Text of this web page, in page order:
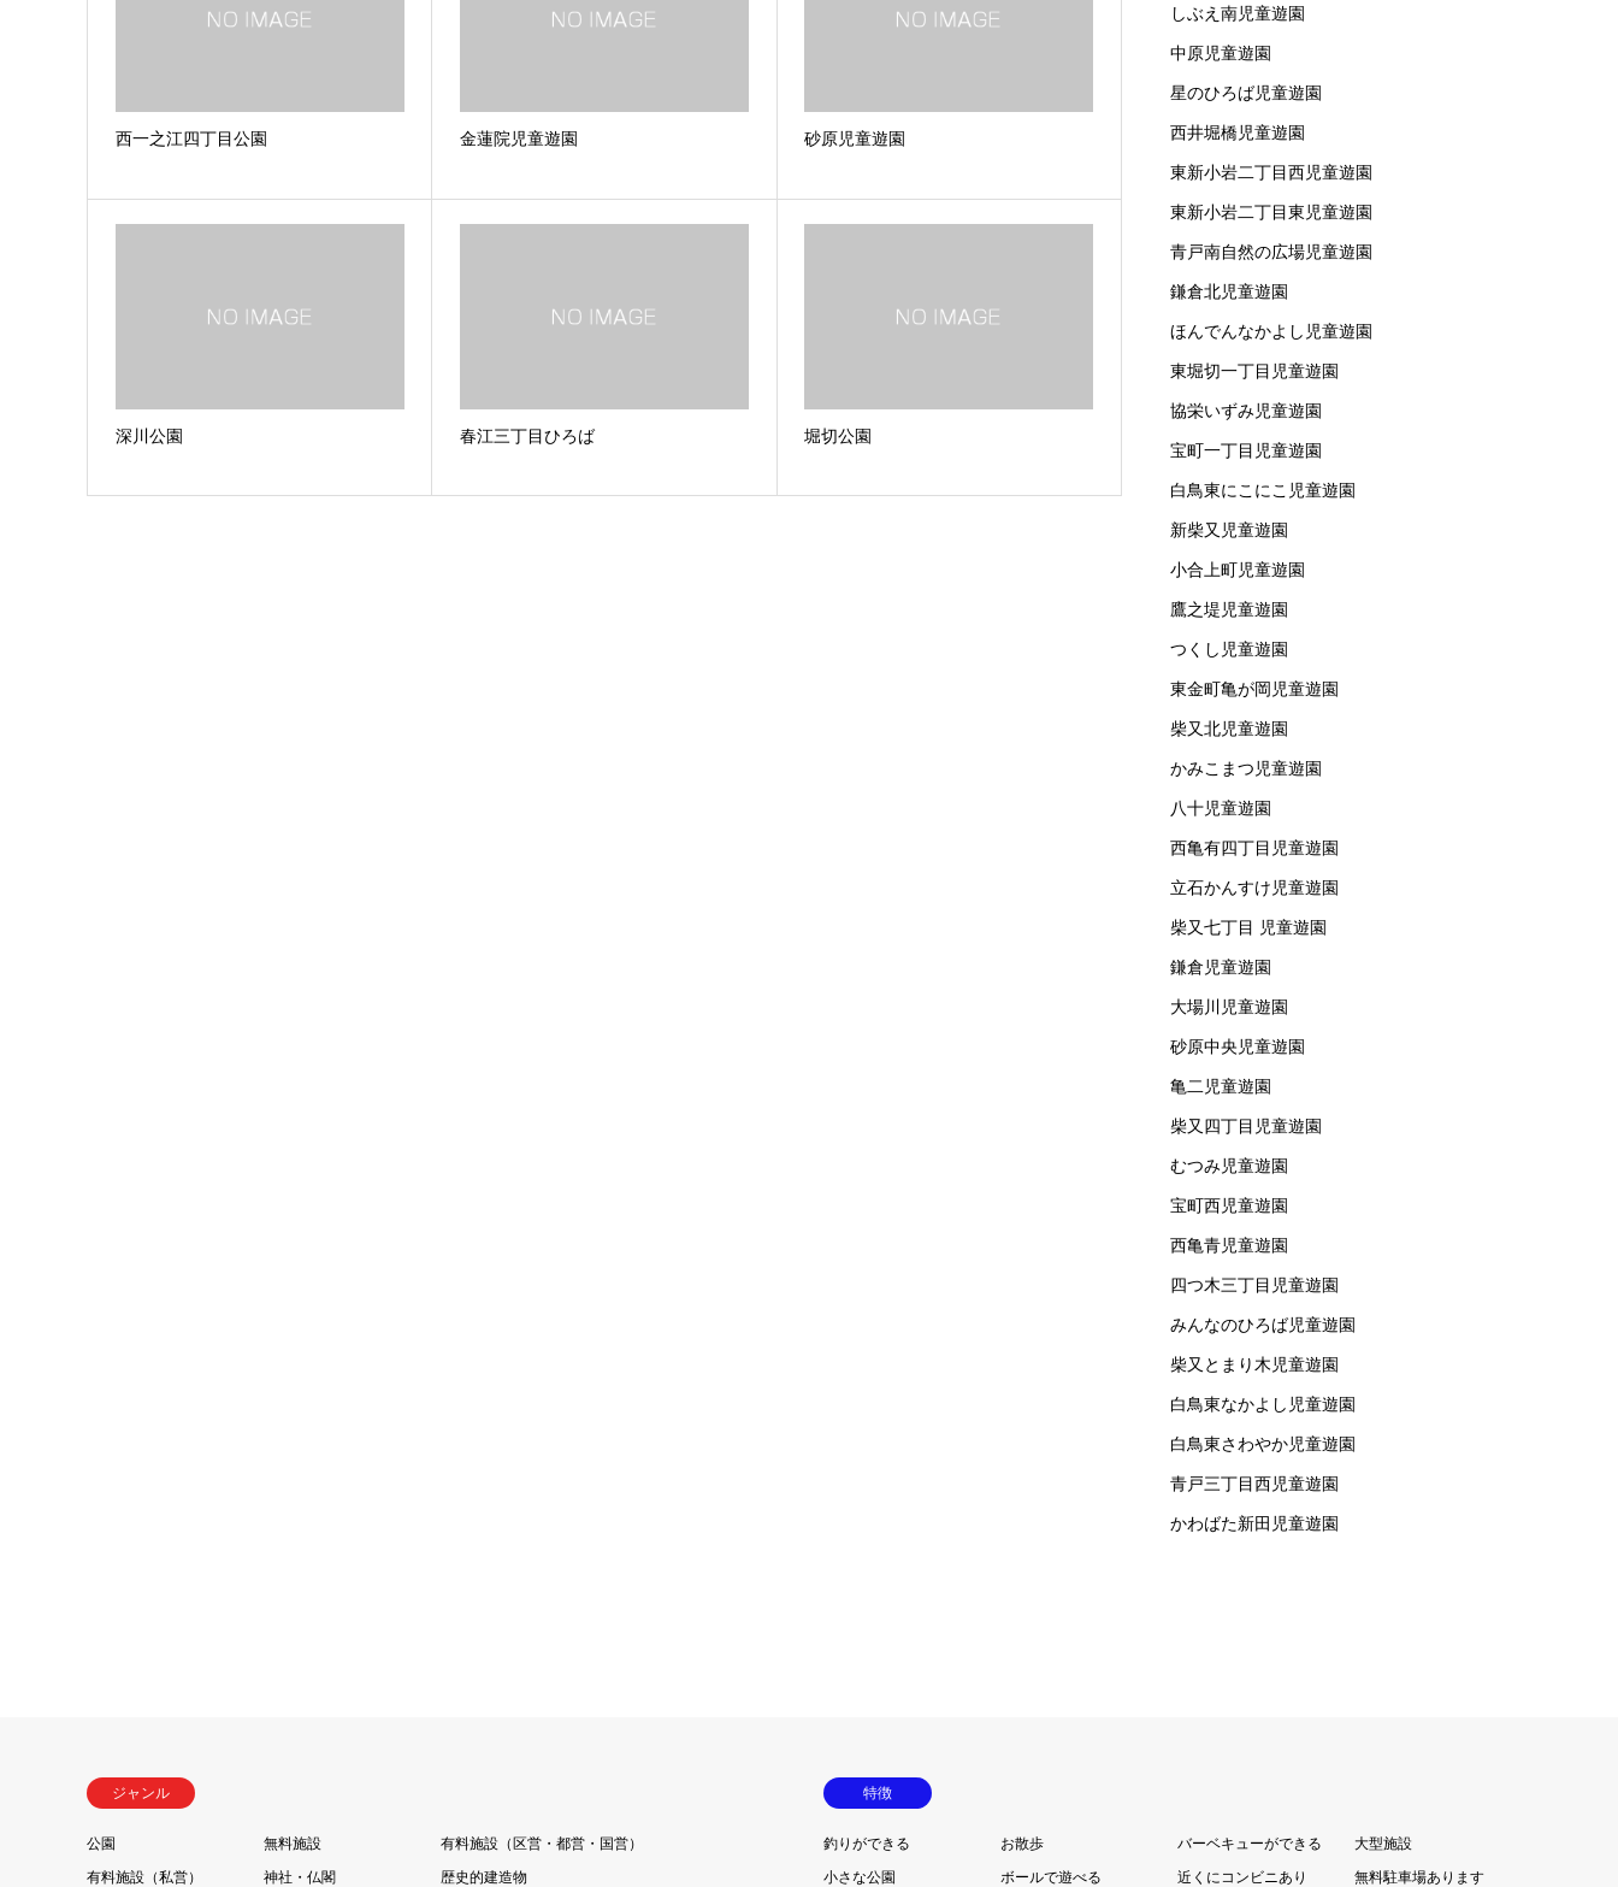
西一之江四丁目公園 金蓮院児童遊園 砂原児童遊園
深川公園 春江三丁目ひろば 堀切公園
しぶえ南児童遊園
中原児童遊園
星のひろば児童遊園
西井堀橋児童遊園
東新小岩二丁目西児童遊園
東新小岩二丁目東児童遊園
青戸南自然の広場児童遊園
鎌倉北児童遊園
ほんでんなかよし児童遊園
東堀切一丁目児童遊園
協栄いずみ児童遊園
宝町一丁目児童遊園
白鳥東にこにこ児童遊園
新柴又児童遊園
小合上町児童遊園
鷹之堤児童遊園
つくし児童遊園
東金町亀が岡児童遊園
柴又北児童遊園
かみこまつ児童遊園
八十児童遊園
西亀有四丁目児童遊園
立石かんすけ児童遊園
柴又七丁目 児童遊園
鎌倉児童遊園
大場川児童遊園
砂原中央児童遊園
亀二児童遊園
柴又四丁目児童遊園
むつみ児童遊園
宝町西児童遊園
西亀青児童遊園
四つ木三丁目児童遊園
みんなのひろば児童遊園
柴又とまり木児童遊園
白鳥東なかよし児童遊園
白鳥東さわやか児童遊園
青戸三丁目西児童遊園
かわばた新田児童遊園
ジャンル
公園 無料施設
有料施設（区営・都営・国営）
有料施設（私営）
神社・仏閣 歴史的建造物
特徴
釣りができる お散歩 バーベキューができる
大型施設
小さな公園
ボールで遊べる 近くにコンビニあり 無料駐車場あります